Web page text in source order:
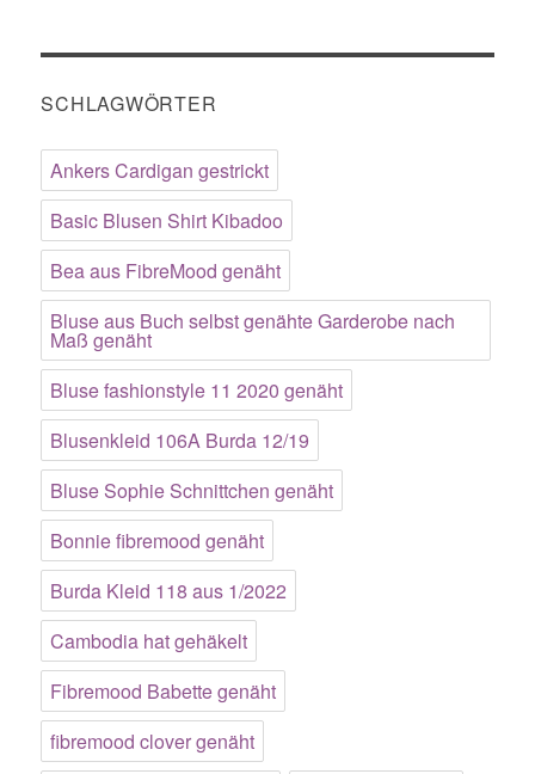
SCHLAGWÖRTER
Ankers Cardigan gestrickt
Basic Blusen Shirt Kibadoo
Bea aus FibreMood genäht
Bluse aus Buch selbst genähte Garderobe nach
Maß genäht
Bluse fashionstyle 11 2020 genäht
Blusenkleid 106A Burda 12/19
Bluse Sophie Schnittchen genäht
Bonnie fibremood genäht
Burda Kleid 118 aus 1/2022
Cambodia hat gehäkelt
Fibremood Babette genäht
fibremood clover genäht